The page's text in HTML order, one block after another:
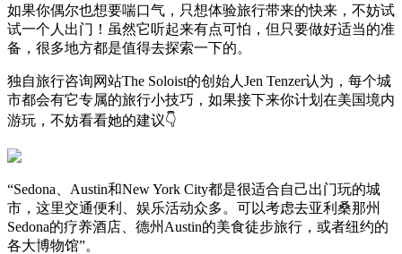
如果你偶尔也想要喘口气，只想体验旅行带来的快来，不妨试
试一个人出门！虽然它听起来有点可怕，但只要做好适当的准
备，很多地方都是值得去探索一下的。
独自旅行咨询网站The Soloist的创始人Jen Tenzer认为，每个城
市都会有它专属的旅行小技巧，如果接下来你计划在美国境内
游玩，不妨看看她的建议👇
“Sedona、Austin和New York City都是很适合自己出门玩的城
市，这里交通便利、娱乐活动众多。可以考虑去亚利桑那州
Sedona的疗养酒店、德州Austin的美食徒步旅行，或者纽约的
各大博物馆”。